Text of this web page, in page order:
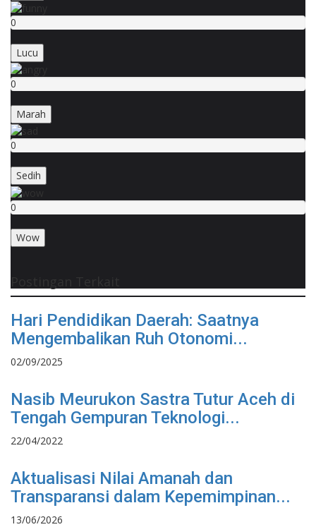
0
Lucu
0
Marah
0
Sedih
0
Wow
Hari Pendidikan Daerah: Saatnya
Mengembalikan Ruh Otonomi...
02/09/2025
Nasib Meurukon Sastra Tutur Aceh di
Tengah Gempuran Teknologi...
22/04/2022
Aktualisasi Nilai Amanah dan
Transparansi dalam Kepemimpinan...
13/06/2026